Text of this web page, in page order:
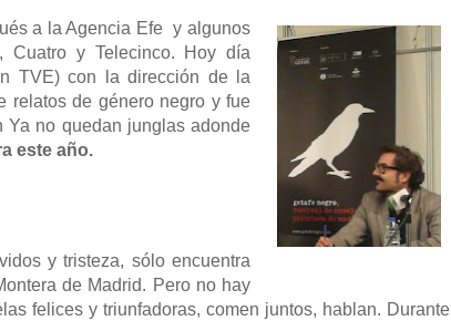
a la Agencia Efe y algunos
Cuatro y Telecinco. Hoy día
TVE) con la dirección de la
relatos de género negro y fue
no quedan junglas adonde
este año.
y tristeza, sólo encuentra
de Madrid. Pero no hay
felices y triunfadoras, comen juntos, hablan. Durante